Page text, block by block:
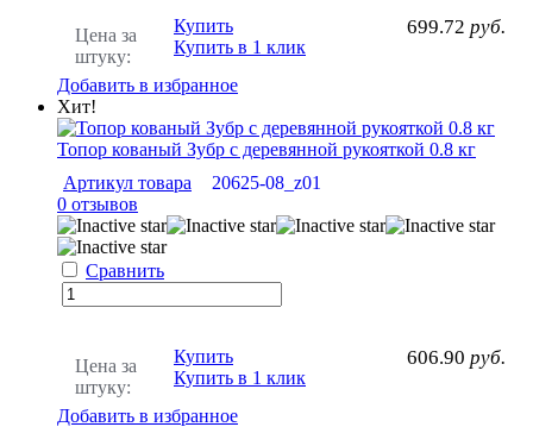
Цена за
штуку:
699.72 руб.
Купить
Купить в 1 клик
Добавить в избранное
Хит!
Топор кованый Зубр с деревянной рукояткой 0.8 кг
Артикул товара
20625-08_z01
0 отзывов
Сравнить
Цена за
штуку:
606.90 руб.
Купить
Купить в 1 клик
Добавить в избранное